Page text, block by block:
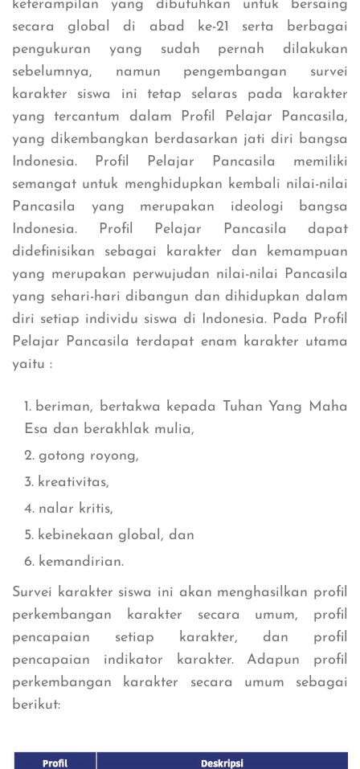
keterampilan yang dibutuhkan untuk bersaing
secara global di abad ke-21 serta berbagai
pengukuran yang sudah pernah dilakukan
sebelumnya, namun pengembangan survei
karakter siswa ini tetap selaras pada karakter
yang tercantum dalam Profil Pelajar Pancasila,
yang dikembangkan berdasarkan jati diri bangsa
Indonesia. Profil Pelajar Pancasila memiliki
semangat untuk menghidupkan kembali nilai-nilai
Pancasila yang merupakan ideologi bangsa
Indonesia. Profil Pelajar Pancasila dapat
didefinisikan sebagai karakter dan kemampuan
yang merupakan perwujudan nilai-nilai Pancasila
yang sehari-hari dibangun dan dihidupkan dalam
diri setiap individu siswa di Indonesia. Pada Profil
Pelajar Pancasila terdapat enam karakter utama
yaitu :
beriman, bertakwa kepada Tuhan Yang Maha
Esa dan berakhlak mulia,
gotong royong,
kreativitas,
nalar kritis,
kebinekaan global, dan
kemandirian.
Survei karakter siswa ini akan menghasilkan profil
perkembangan karakter secara umum, profil
pencapaian setiap karakter, dan profil
pencapaian indikator karakter. Adapun profil
perkembangan karakter secara umum sebagai
berikut: